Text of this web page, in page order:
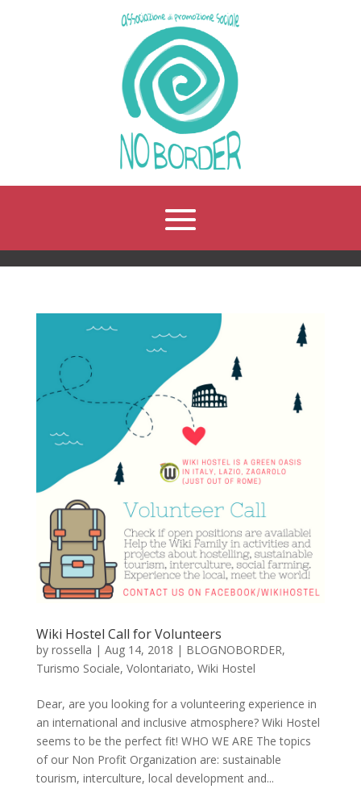
Wiki Hostel Call for Volunteers
by rossella | Aug 14, 2018 | BLOGNOBORDER,
Turismo Sociale, Volontariato, Wiki Hostel
Dear, are you looking for a volunteering experience in
an international and inclusive atmosphere? Wiki Hostel
seems to be the perfect fit! WHO WE ARE The topics
of our Non Profit Organization are: sustainable
tourism, interculture, local development and...